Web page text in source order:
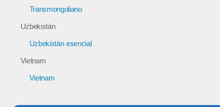
Transmongoliano
Uzbekistán
Uzbekistán esencial
Vietnam
Vietnam